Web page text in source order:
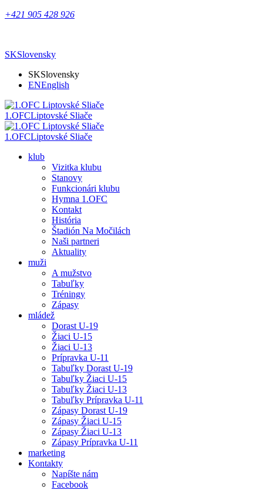
+421 905 428 926
SKSlovensky
SKSlovensky
ENEnglish
1.OFCLiptovské Sliače
1.OFCLiptovské Sliače
klub
Vizitka klubu
Stanovy
Funkcionári klubu
Hymna 1.OFC
Kontakt
História
Štadión Na Močilách
Naši partneri
Aktuality
muži
A mužstvo
Tabuľky
Tréningy
Zápasy
mládež
Dorast U-19
Žiaci U-15
Žiaci U-13
Prípravka U-11
Tabuľky Dorast U-19
Tabuľky Žiaci U-15
Tabuľky Žiaci U-13
Tabuľky Prípravka U-11
Zápasy Dorast U-19
Zápasy Žiaci U-15
Zápasy Žiaci U-13
Zápasy Prípravka U-11
marketing
Kontakty
Napíšte nám
Facebook